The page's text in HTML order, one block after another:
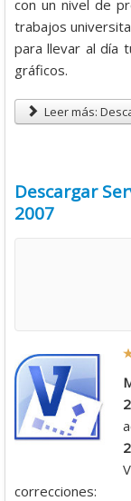
5
con un nivel de
trabajos
para llevar al día
gráficos.
Leer más:
Descargar
2007
a
o
correcciones: